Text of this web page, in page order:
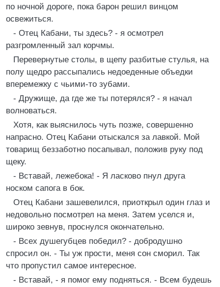
по ночной дороге, пока барон решил винцом
освежиться.
- Отец Кабани, ты здесь? - я осмотрел
разгромленный зал корчмы.
Перевернутые столы, в щепу разбитые стулья, на
полу щедро рассыпались недоеденные объедки
вперемежку с чьими-то зубами.
- Дружище, да где же ты потерялся? - я начал
волноваться.
Хотя, как выяснилось чуть позже, совершенно
напрасно. Отец Кабани отыскался за лавкой. Мой
товарищ беззаботно посапывал, положив руку под
щеку.
- Вставай, лежебока! - Я ласково пнул друга
носком сапога в бок.
Отец Кабани зашевелился, приоткрыл один глаз и
недовольно посмотрел на меня. Затем уселся и,
широко зевнув, проснулся окончательно.
- Всех душегубцев победил? - добродушно
спросил он. - Ты уж прости, меня сон сморил. Так
что пропустил самое интересное.
- Вставай, - я помог ему подняться. - Всем будешь